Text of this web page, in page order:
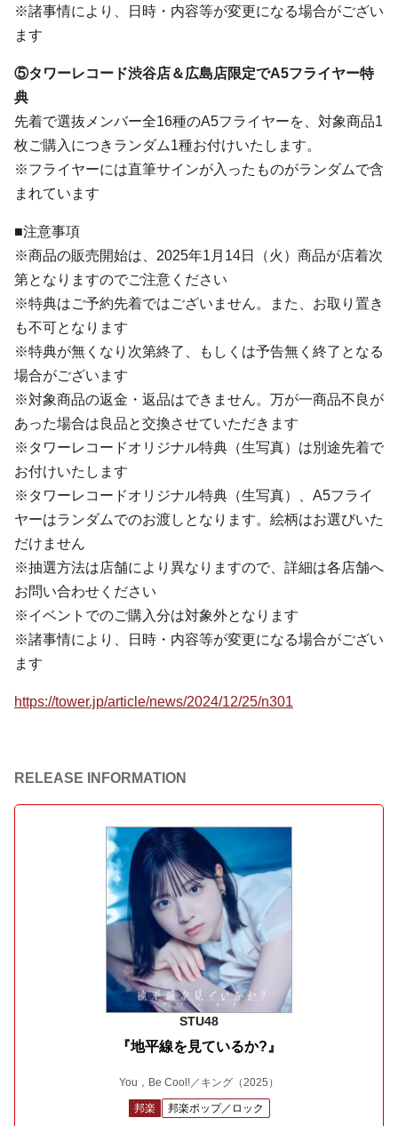
※諸事情により、日時・内容等が変更になる場合がござい
ます
⑤タワーレコード渋谷店＆広島店限定でA5フライヤー特
典
先着で選抜メンバー全16種のA5フライヤーを、対象商品1
枚ご購入につきランダム1種お付けいたします。
※フライヤーには直筆サインが入ったものがランダムで含
まれています
■注意事項
※商品の販売開始は、2025年1月14日（火）商品が店着次
第となりますのでご注意ください
※特典はご予約先着ではございません。また、お取り置き
も不可となります
※特典が無くなり次第終了、もしくは予告無く終了となる
場合がございます
※対象商品の返金・返品はできません。万が一商品不良が
あった場合は良品と交換させていただきます
※タワーレコードオリジナル特典（生写真）は別途先着で
お付けいたします
※タワーレコードオリジナル特典（生写真）、A5フライ
ヤーはランダムでのお渡しとなります。絵柄はお選びいた
だけません
※抽選方法は店舗により異なりますので、詳細は各店舗へ
お問い合わせください
※イベントでのご購入分は対象外となります
※諸事情により、日時・内容等が変更になる場合がござい
ます
https://tower.jp/article/news/2024/12/25/n301
RELEASE INFORMATION
STU48
『地平線を見ているか?』
You，Be Cool!／キング （2025）
邦楽 邦楽ポップ／ロック